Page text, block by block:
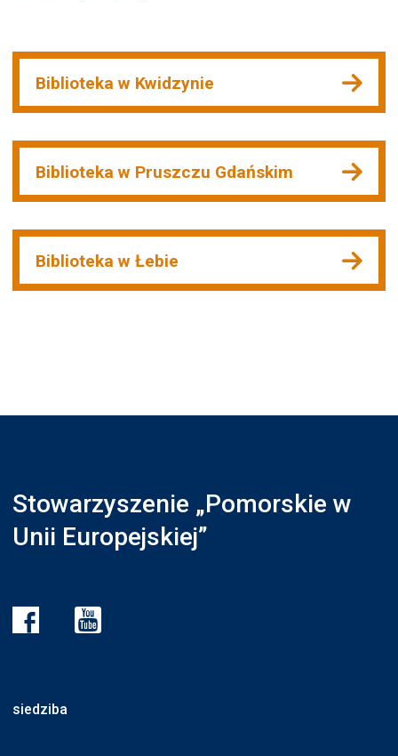
Biblioteka w Kwidzynie
Biblioteka w Pruszczu Gdańskim
Biblioteka w Łebie
Stowarzyszenie „Pomorskie w
Unii Europejskiej”
siedziba